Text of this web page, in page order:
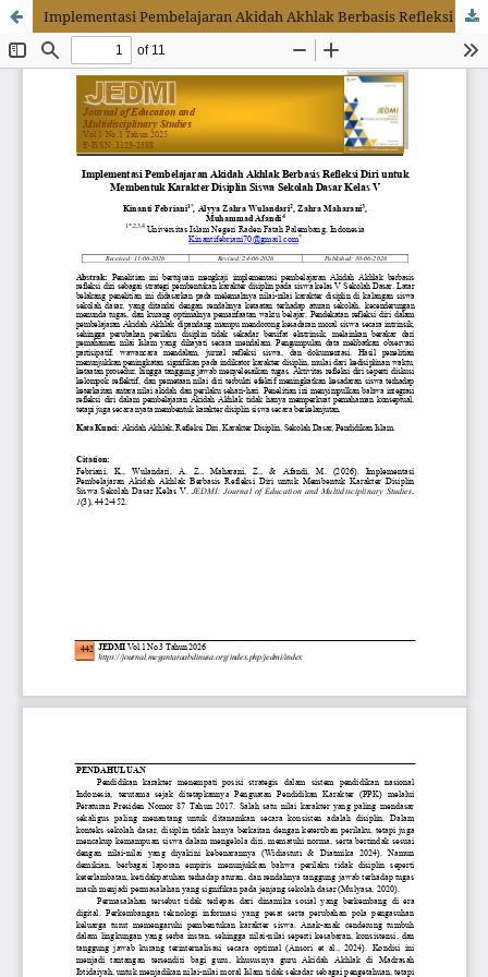
Implementasi Pembelajaran Akidah Akhlak Berbasis Refleksi Diri untuk Membentuk Karakter Disiplin Siswa Sekolah Dasar Kelas V